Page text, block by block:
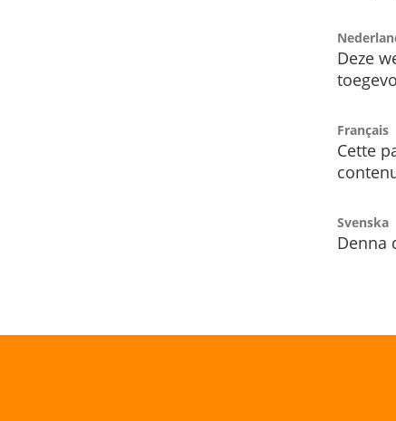
Deze
Français
Cette
Svenska
Denna